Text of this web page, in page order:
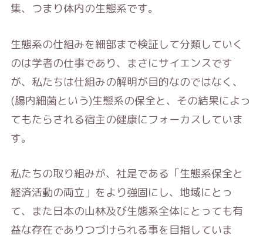
集、つまり体内の生態系です。
生態系の仕組みを細部まで検証して分類していく
のは学者の仕事であり、まさにサイエンスです
が、私たちは仕組みの解明が目的なのではなく、
(腸内細菌という)生態系の保全と、その結果によっ
てもたらされる宿主の健康にフォーカスしていま
す。
私たちの取り組みが、社是である「生態系保全と
経済活動の両立」をより強固にし、地域にとっ
て、また日本の山林及び生態系全体にとっても有
益な存在でありつづけられる事を目指していま